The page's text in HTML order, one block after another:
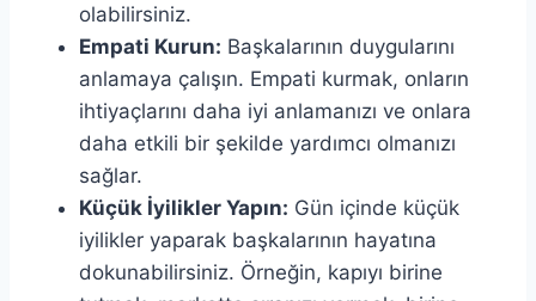
olabilirsiniz.
Empati Kurun: Başkalarının duygularını
anlamaya çalışın. Empati kurmak, onların
ihtiyaçlarını daha iyi anlamanızı ve onlara
daha etkili bir şekilde yardımcı olmanızı
sağlar.
Küçük İyilikler Yapın: Gün içinde küçük
iyilikler yaparak başkalarının hayatına
dokunabilirsiniz. Örneğin, kapıyı birine